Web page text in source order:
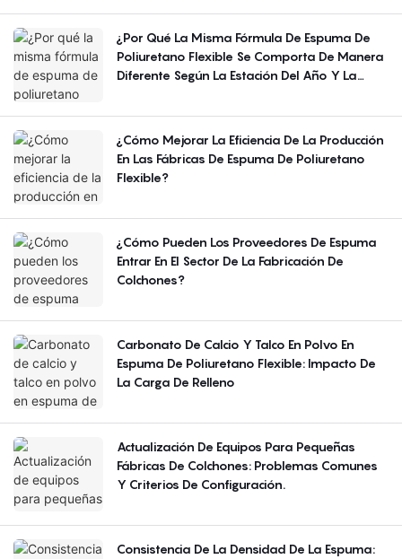
¿Por Qué La Misma Fórmula De Espuma De
Poliuretano Flexible Se Comporta De Manera
Diferente Según La Estación Del Año Y La
¿Cómo Mejorar La Eficiencia De La Producción
En Las Fábricas De Espuma De Poliuretano
Flexible?
¿Cómo Pueden Los Proveedores De Espuma
Entrar En El Sector De La Fabricación De
Colchones?
Carbonato De Calcio Y Talco En Polvo En
Espuma De Poliuretano Flexible: Impacto De
La Carga De Relleno
Actualización De Equipos Para Pequeñas
Fábricas De Colchones: Problemas Comunes
Y Criterios De Configuración.
Consistencia De La Densidad De La Espuma: